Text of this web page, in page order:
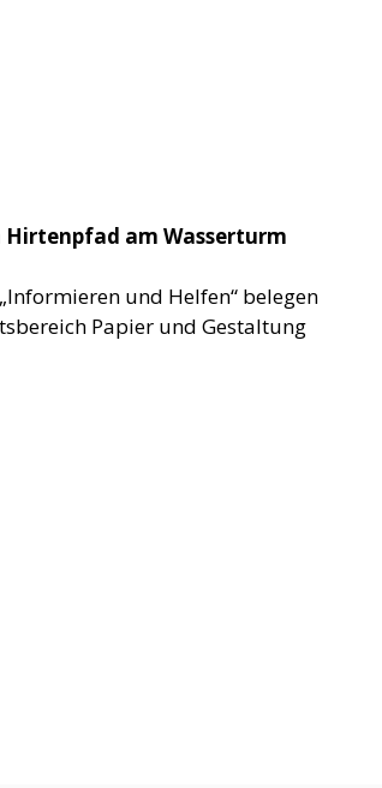
Hirtenpfad am Wasserturm
und Helfen“ belegen
Papier und Gestaltung